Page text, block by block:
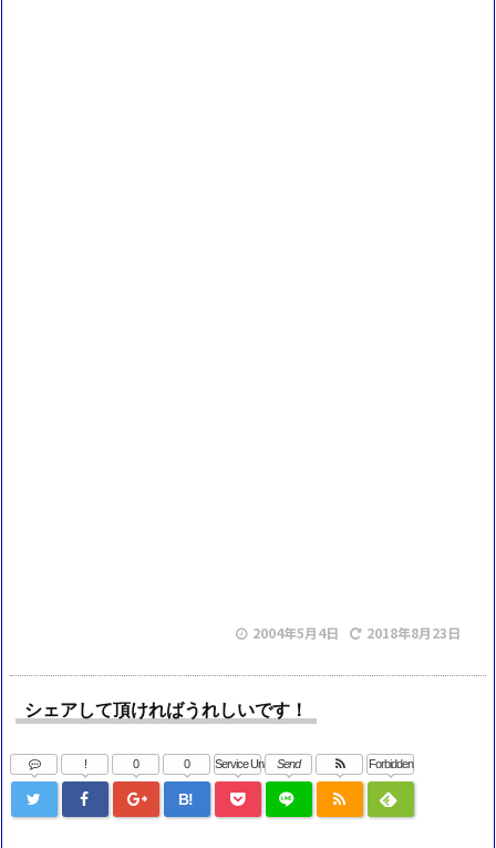
2004年5月4日 2018年8月23日
シェアして頂ければうれしいです！
! 0
B!
0 Service Una Send Forbidden